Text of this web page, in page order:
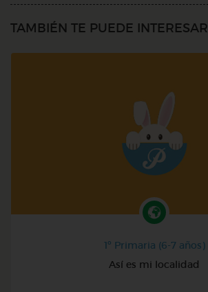
TAMBIÉN TE PUEDE INTERESAR
1º Primaria (6-7 años)
Así es mi localidad